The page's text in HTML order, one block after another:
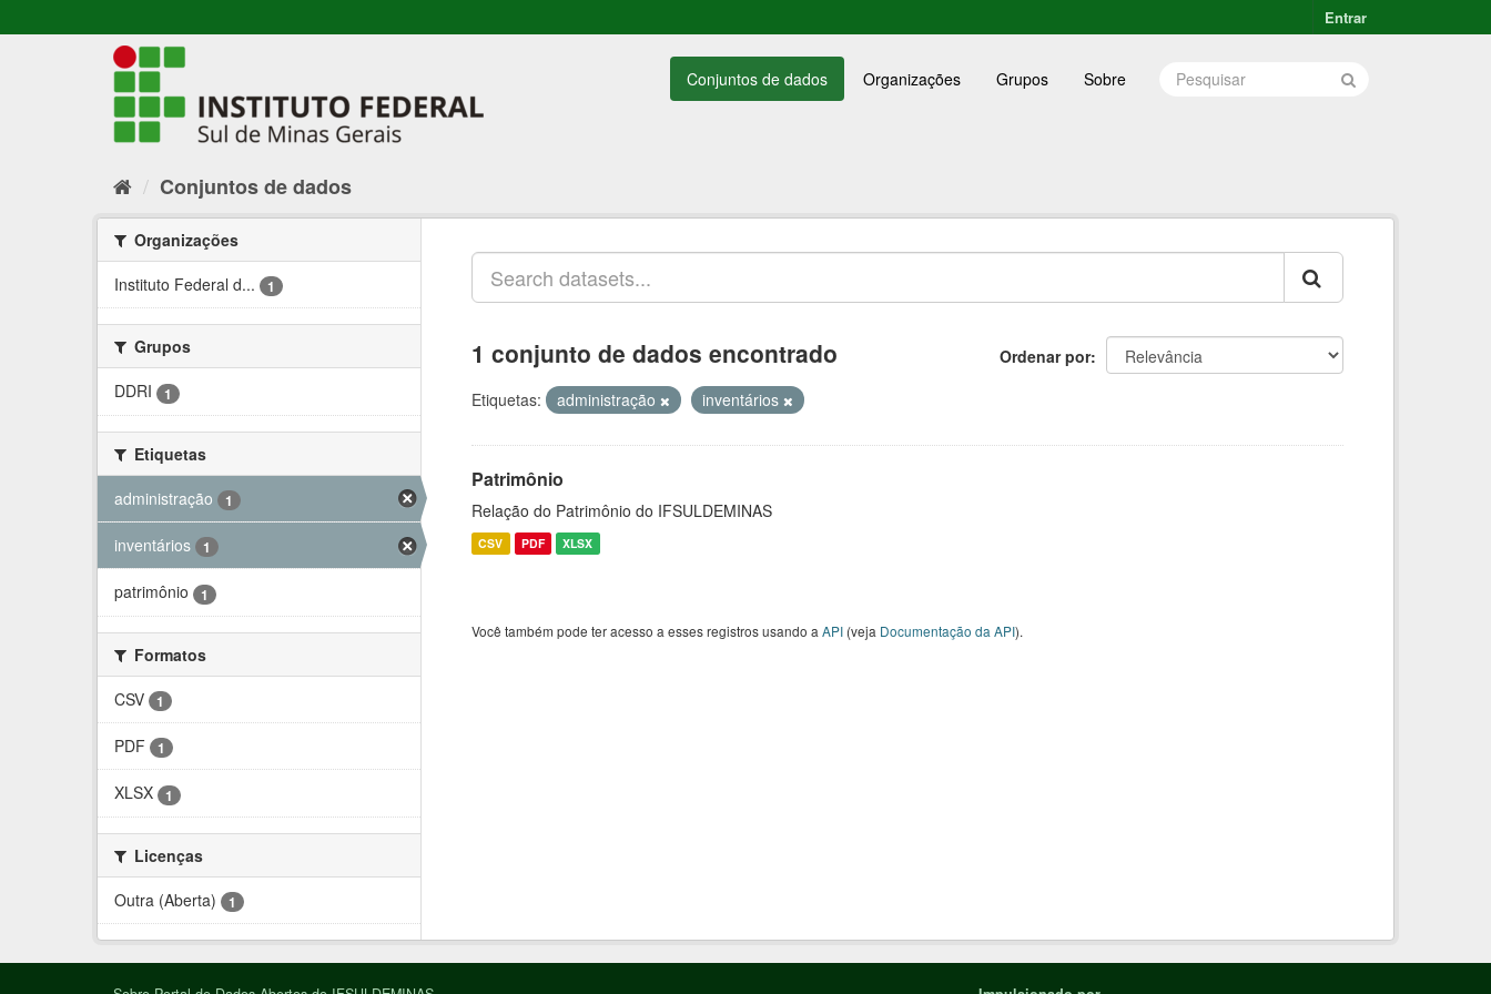
Entrar
Conjuntos de dados Organizações Grupos Sobre
Conjuntos de dados
Organizações
Instituto Federal d...
1
Grupos
DDRI
1
Etiquetas
administração
1
inventários 1
patrimônio 1
Formatos
CSV
1
PDF 1
XLSX 1
Licenças
Outra (Aberta)
1
Ordenar por
1 conjunto de dados encontrado
Etiquetas: administração inventários
Patrimônio
Relação do Patrimônio do IFSULDEMINAS
CSV PDF XLSX
Você também pode ter acesso a esses registros usando a API (veja Documentação da API).